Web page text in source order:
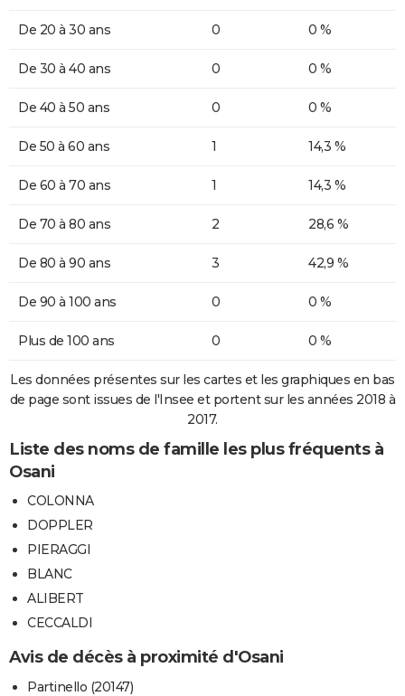
De 20 à 30 ans 0 0 %
De 30 à 40 ans 0 0 %
De 40 à 50 ans 0 0 %
De 50 à 60 ans 1 14,3 %
De 60 à 70 ans 1 14,3 %
De 70 à 80 ans 2 28,6 %
De 80 à 90 ans 3 42,9 %
De 90 à 100 ans 0 0 %
Plus de 100 ans 0 0 %
Les données présentes sur les cartes et les graphiques en bas
de page sont issues de l'Insee et portent sur les années 2018 à
2017.
Liste des noms de famille les plus fréquents à
Osani
COLONNA
DOPPLER
PIERAGGI
BLANC
ALIBERT
CECCALDI
Avis de décès à proximité d'Osani
Partinello (20147)